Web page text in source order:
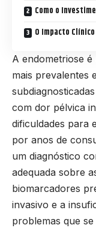
Como o
O Impacto
A endometriose é
mais prevalentes
com dor pélvica
dificuldades para
por anos de
um diagnóstico
adequada sobre
biomarcadores
invasivo e a
problemas que